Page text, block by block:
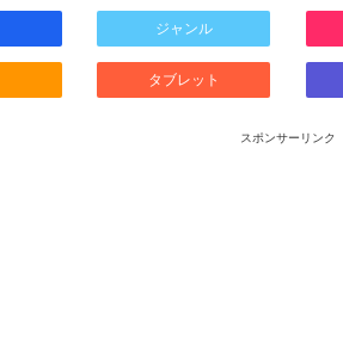
ジャンル
タブレット
スポンサーリンク